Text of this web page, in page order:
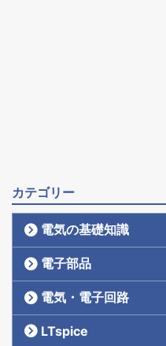
カテゴリー
電気の基礎知識
電子部品
電気・電子回路
LTspice